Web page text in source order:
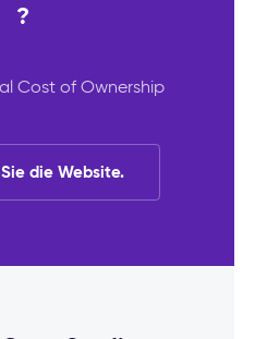
?
Cost of Ownership
die Website.